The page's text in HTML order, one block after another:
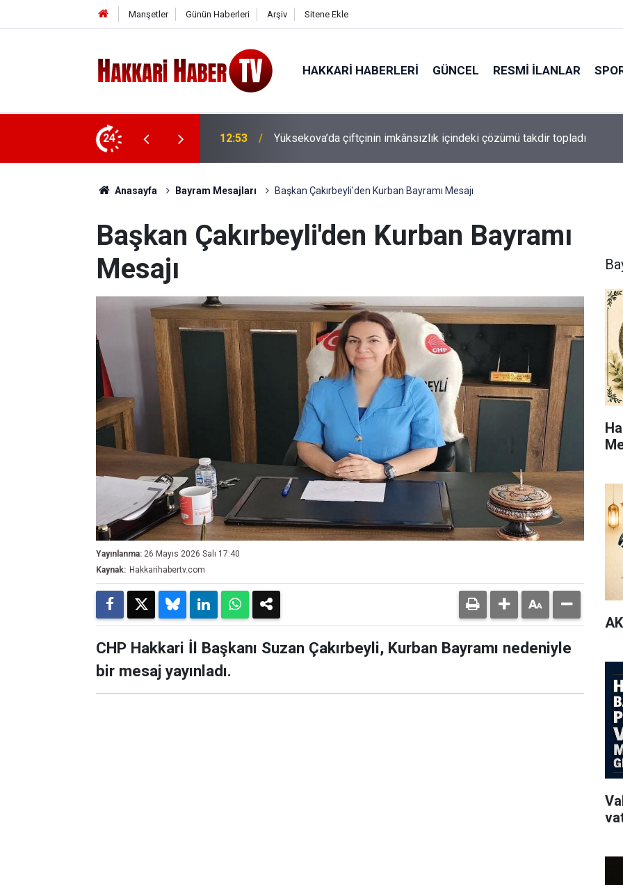
Manşetler Günün Haberleri Arşiv Sitene Ekle
HAKKARI HABERLERI GÜNCEL RESMI İLANLAR
24
içindeki çözümü takdir topladı 12:29 Kent Park’ta duyarsızlık: Temizlenen alanlar yeniden kirletiliyor
Anasayfa Bayram Mesajları Başkan Çakırbeyli'den Kurban Bayramı Mesajı
Başkan Çakırbeyli'den Kurban Bayramı
Mesajı
Yayınlanma: 26 Mayıs 2026 Salı 17:40
Kaynak: Hakkarihabertv.com
CHP Hakkari İl Başkanı Suzan Çakırbeyli, Kurban Bayramı nedeniyle
bir mesaj yayınladı.